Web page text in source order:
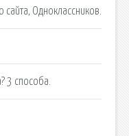
сайта, Одноклассников.
3 способа.